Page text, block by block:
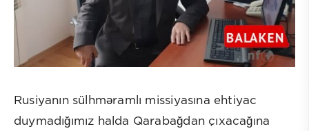
Rusiyanın sülhməramlı missiyasına ehtiyac
duymadığımız halda Qarabağdan çıxacağına